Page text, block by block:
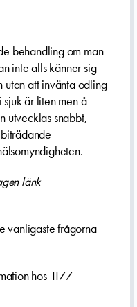
behandling om man
inte alls känner sig
utan att invänta odling
sjuk är liten men å
utvecklas snabbt,
länk
vanligaste frågorna
hos 1177